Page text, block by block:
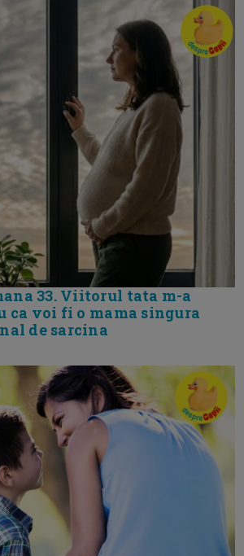
33. Viitorul tata m-a
ca voi fi o mama singura
de sarcina